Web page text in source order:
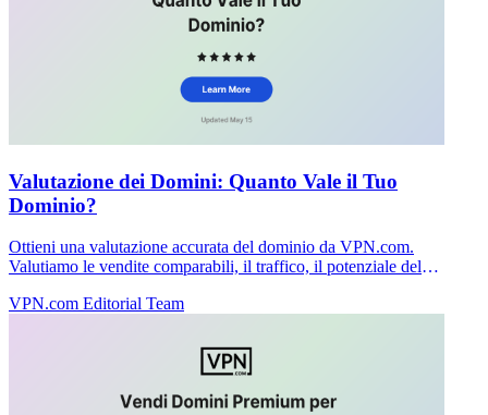
Valutazione dei Domini: Quanto Vale il Tuo
Dominio?
Ottieni una valutazione accurata del dominio da VPN.com.
Valutiamo le vendite comparabili, il traffico, il potenziale del
del tuo dominio.
VPN.com Editorial Team